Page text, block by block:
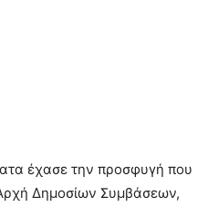
έχασε την προσφυγή που
Δημοσίων Συμβάσεων,